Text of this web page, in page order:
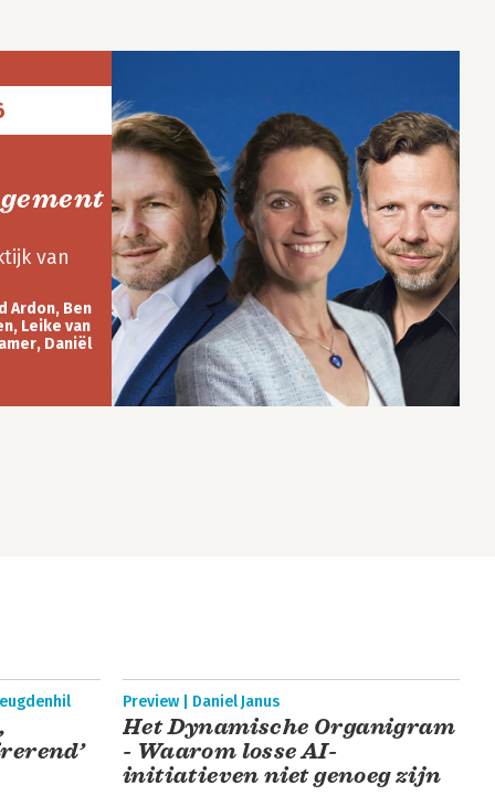
van
Ardon, Ben
Leike van
Daniël
Preview | Daniel Janus
Het Dynamische Organigram
- Waarom losse AI-
initiatieven niet genoeg zijn